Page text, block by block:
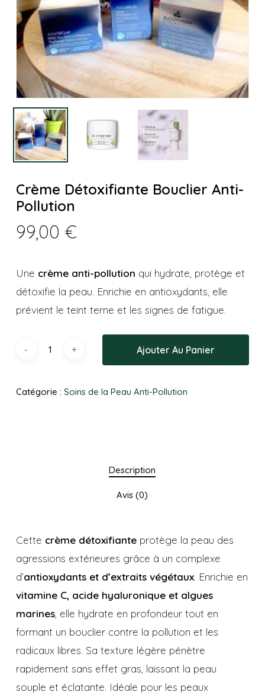
Crème Détoxifiante Bouclier Anti-
Pollution
99,00 €
Une crème anti-pollution qui hydrate, protège et
détoxifie la peau. Enrichie en antioxydants, elle
prévient le teint terne et les signes de fatigue.
Ajouter Au Panier
Catégorie : Soins de la Peau Anti-Pollution
Description
Avis (0)
Cette crème détoxifianteprotège la peau des
agressions extérieures grâce à un complexe
d’antioxydants et d’extraits végétaux. Enrichie en
vitamine C, acide hyaluronique et algues
marines, elle hydrate en profondeur tout en
formant un bouclier contre la pollution et les
radicaux libres. Sa texture légère pénètre
rapidement sans effet gras, laissant la peau
souple et éclatante. Idéale pour les peaux
Nom*